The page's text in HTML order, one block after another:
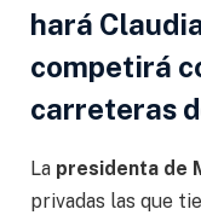
hará
competirá
carreteras
La presidenta de
privadas las que